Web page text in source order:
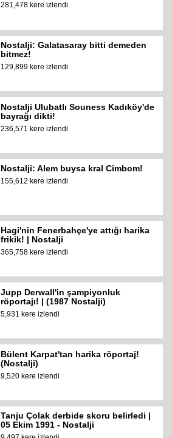
281,478 kere izlendi
Nostalji: Galatasaray bitti demeden
bitmez!
129,899 kere izlendi
Nostalji Ulubatlı Souness Kadıköy'de
bayrağı dikti!
236,571 kere izlendi
Nostalji: Alem buysa kral Cimbom!
155,612 kere izlendi
Hagi'nin Fenerbahçe'ye attığı harika
frikik! | Nostalji
365,758 kere izlendi
Jupp Derwall'in şampiyonluk
röportajı! | (1987 Nostalji)
5,931 kere izlendi
Bülent Karpat'tan harika röportaj!
(Nostalji)
9,520 kere izlendi
Tanju Çolak derbide skoru belirledi |
05 Ekim 1991 - Nostalji